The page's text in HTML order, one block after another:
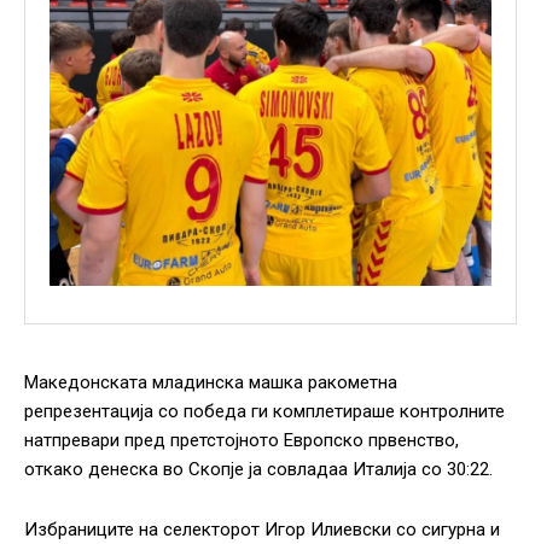
Македонската младинска машка ракометна
репрезентација со победа ги комплетираше контролните
натпревари пред претстојното Европско првенство,
откако денеска во Скопје ја совладаа Италија со 30:22.
Избраниците на селекторот Игор Илиевски со сигурна и